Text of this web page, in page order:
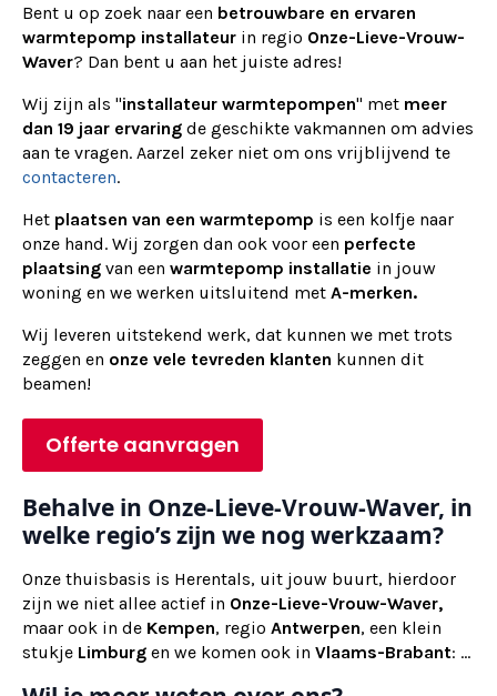
Bent u op zoek naar een betrouwbare en ervaren
warmtepomp installateur in regio Onze-Lieve-Vrouw-
Waver? Dan bent u aan het juiste adres!
Wij zijn als "installateur warmtepompen" met meer
dan 19 jaar ervaring de geschikte vakmannen om advies
aan te vragen. Aarzel zeker niet om ons vrijblijvend te
contacteren.
Het plaatsen van een warmtepomp is een kolfje naar
onze hand. Wij zorgen dan ook voor een perfecte
plaatsing van een warmtepomp installatie in jouw
woning en we werken uitsluitend met A-merken.
Wij leveren uitstekend werk, dat kunnen we met trots
zeggen en onze vele tevreden klanten kunnen dit
beamen!
Offerte aanvragen
Behalve in Onze-Lieve-Vrouw-Waver, in
welke regio’s zijn we nog werkzaam?
Onze thuisbasis is Herentals, uit jouw buurt, hierdoor
zijn we niet allee actief in Onze-Lieve-Vrouw-Waver,
maar ook in de Kempen, regio Antwerpen, een klein
stukje Limburg en we komen ook in Vlaams-Brabant: ...